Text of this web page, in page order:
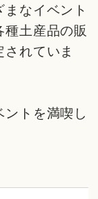
なイベント
土産品の販
れていま
トを満喫し